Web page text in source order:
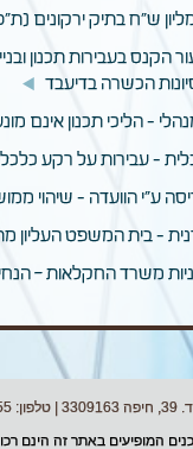
הקנס בעבירות תכנון
הכשרה בדיעבד
תכנון אינם מונעים הוצאת צו ואינם
על רקע כלכלי-מסחרי - גן
הוועדה - שיהוי ממושך בביצוע
המשפט העליון מתווה מדיניות
משרד החקלאות –
המופיעים באתר זה הינם